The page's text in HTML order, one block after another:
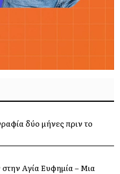
δύο μήνες πριν το
Αγία Ευφημία – Μια